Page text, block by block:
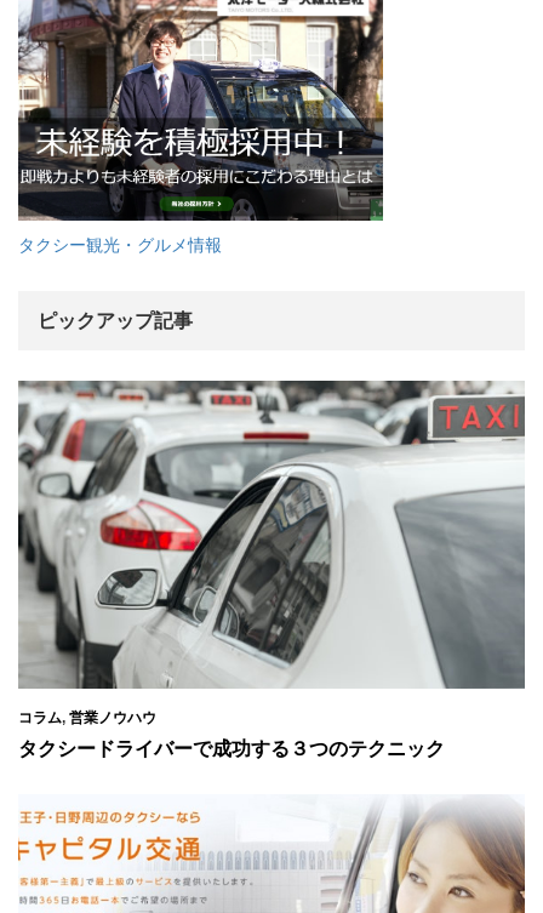
タクシー観光・グルメ情報
ピックアップ記事
コラム, 営業ノウハウ
タクシードライバーで成功する３つのテクニック